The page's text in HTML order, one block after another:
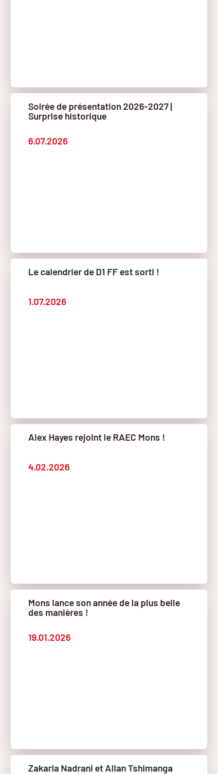
Soirée de présentation 2026-2027 |
Surprise historique
6.07.2026
Le calendrier de D1 FF est sorti !
1.07.2026
Alex Hayes rejoint le RAEC Mons !
4.02.2026
Mons lance son année de la plus belle
des manières !
19.01.2026
Zakaria Nadrani et Allan Tshimanga